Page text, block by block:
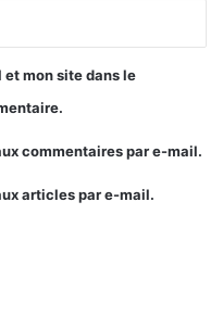
mon site dans le
commentaires par e-mail.
articles par e-mail.